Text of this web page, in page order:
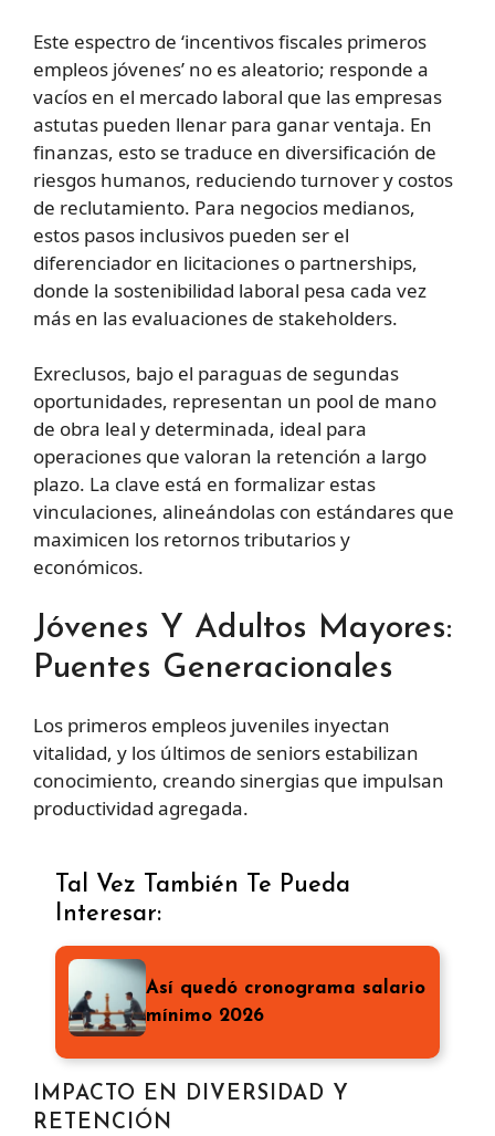
Este espectro de ‘incentivos fiscales primeros
empleos jóvenes’ no es aleatorio; responde a
vacíos en el mercado laboral que las empresas
astutas pueden llenar para ganar ventaja. En
finanzas, esto se traduce en diversificación de
riesgos humanos, reduciendo turnover y costos
de reclutamiento. Para negocios medianos,
estos pasos inclusivos pueden ser el
diferenciador en licitaciones o partnerships,
donde la sostenibilidad laboral pesa cada vez
más en las evaluaciones de stakeholders.
Exreclusos, bajo el paraguas de segundas
oportunidades, representan un pool de mano
de obra leal y determinada, ideal para
operaciones que valoran la retención a largo
plazo. La clave está en formalizar estas
vinculaciones, alineándolas con estándares que
maximicen los retornos tributarios y
económicos.
Jóvenes Y Adultos Mayores:
Puentes Generacionales
Los primeros empleos juveniles inyectan
vitalidad, y los últimos de seniors estabilizan
conocimiento, creando sinergias que impulsan
productividad agregada.
Tal Vez También Te Pueda
Interesar:
Así quedó cronograma salario
mínimo 2026
IMPACTO EN DIVERSIDAD Y
RETENCIÓN